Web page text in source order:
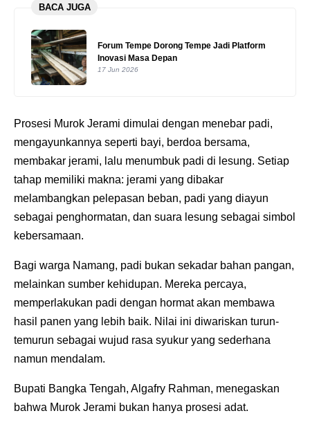
BACA JUGA
Forum Tempe Dorong Tempe Jadi Platform
Inovasi Masa Depan
17 Jun 2026
Prosesi Murok Jerami dimulai dengan menebar padi,
mengayunkannya seperti bayi, berdoa bersama,
membakar jerami, lalu menumbuk padi di lesung. Setiap
tahap memiliki makna: jerami yang dibakar
melambangkan pelepasan beban, padi yang diayun
sebagai penghormatan, dan suara lesung sebagai simbol
kebersamaan.
Bagi warga Namang, padi bukan sekadar bahan pangan,
melainkan sumber kehidupan. Mereka percaya,
memperlakukan padi dengan hormat akan membawa
hasil panen yang lebih baik. Nilai ini diwariskan turun-
temurun sebagai wujud rasa syukur yang sederhana
namun mendalam.
Bupati Bangka Tengah, Algafry Rahman, menegaskan
bahwa Murok Jerami bukan hanya prosesi adat.